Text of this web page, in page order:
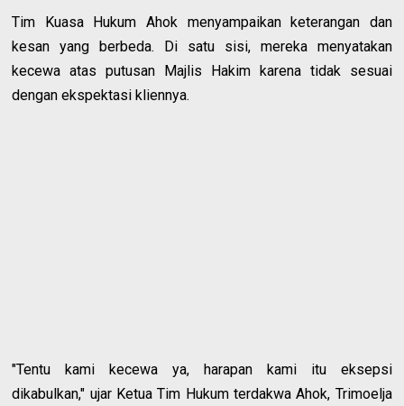
Tim Kuasa Hukum Ahok menyampaikan keterangan dan
kesan yang berbeda. Di satu sisi, mereka menyatakan
kecewa atas putusan Majlis Hakim karena tidak sesuai
dengan ekspektasi kliennya.
"Tentu kami kecewa ya, harapan kami itu eksepsi
dikabulkan," ujar Ketua Tim Hukum terdakwa Ahok, Trimoelja